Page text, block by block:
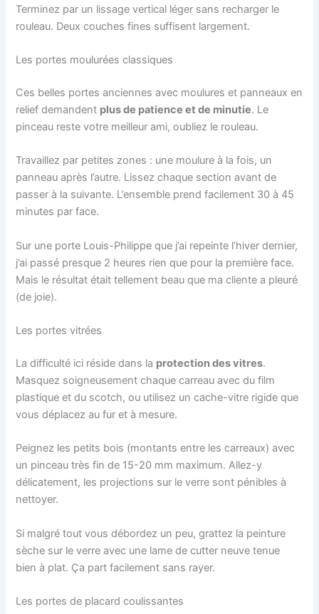
Terminez par un lissage vertical léger sans recharger le
rouleau. Deux couches fines suffisent largement.
Les portes moulurées classiques
Ces belles portes anciennes avec moulures et panneaux en
relief demandent plus de patience et de minutie. Le
pinceau reste votre meilleur ami, oubliez le rouleau.
Travaillez par petites zones : une moulure à la fois, un
panneau après l’autre. Lissez chaque section avant de
passer à la suivante. L’ensemble prend facilement 30 à 45
minutes par face.
Sur une porte Louis-Philippe que j’ai repeinte l’hiver dernier,
j’ai passé presque 2 heures rien que pour la première face.
Mais le résultat était tellement beau que ma cliente a pleuré
(de joie).
Les portes vitrées
La difficulté ici réside dans la protection des vitres.
Masquez soigneusement chaque carreau avec du film
plastique et du scotch, ou utilisez un cache-vitre rigide que
vous déplacez au fur et à mesure.
Peignez les petits bois (montants entre les carreaux) avec
un pinceau très fin de 15-20 mm maximum. Allez-y
délicatement, les projections sur le verre sont pénibles à
nettoyer.
Si malgré tout vous débordez un peu, grattez la peinture
sèche sur le verre avec une lame de cutter neuve tenue
bien à plat. Ça part facilement sans rayer.
Les portes de placard coulissantes